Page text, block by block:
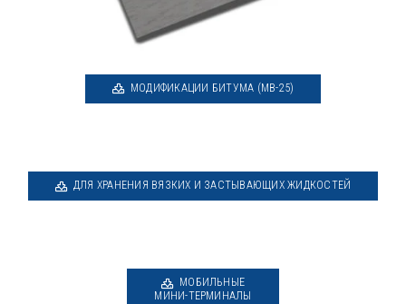
МОДИФИКАЦИИ БИТУМА (MB-25)
ДЛЯ ХРАНЕНИЯ ВЯЗКИХ И ЗАСТЫВАЮЩИХ ЖИДКОСТЕЙ
МОБИЛЬНЫЕ
МИНИ-ТЕРМИНАЛЫ